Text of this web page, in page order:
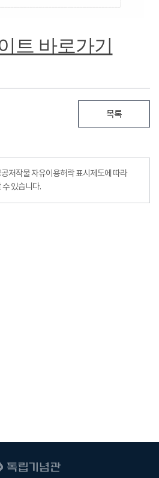
트 바로가기
목록
저작물 자유이용허락 표시제도에 따라
있습니다.